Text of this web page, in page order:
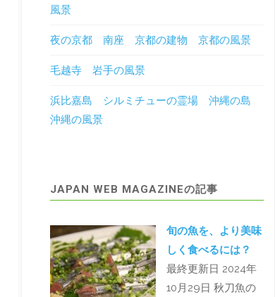
風景
夜の京都 南座 京都の建物 京都の風景
毛越寺 岩手の風景
浜比嘉島 シルミチューの霊場 沖縄の島
沖縄の風景
JAPAN WEB MAGAZINEの記事
旬の魚を、より美味
しく食べるには？
最終更新日 2024年
10月29日 秋刀魚の